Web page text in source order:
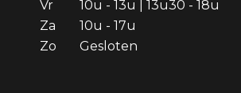
Vr
10u - 13u | 13u30 - 18u
Za
10u - 17u
Zo
Gesloten